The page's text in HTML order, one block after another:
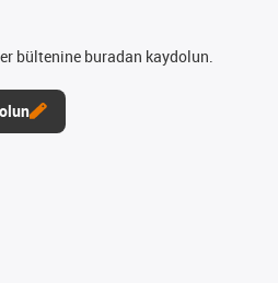
bültenine buradan kaydolun.